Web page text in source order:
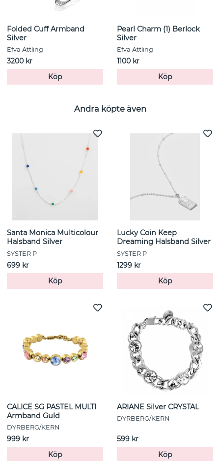
Folded Cuff Armband
Silver
Efva Attling
3200 kr
Köp
Pearl Charm (1) Berlock
Silver
Efva Attling
1100 kr
Köp
Andra köpte även
Santa Monica Multicolour
Halsband Silver
SYSTER P
699 kr
Köp
Lucky Coin Keep
Dreaming Halsband Silver
SYSTER P
1299 kr
Köp
CALICE SG PASTEL MULTI
Armband Guld
DYRBERG/KERN
999 kr
Köp
ARIANE Silver CRYSTAL
DYRBERG/KERN
599 kr
Köp